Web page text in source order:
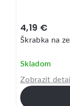
4,19 €
Škrabka na
Skladom
Zobrazit detail